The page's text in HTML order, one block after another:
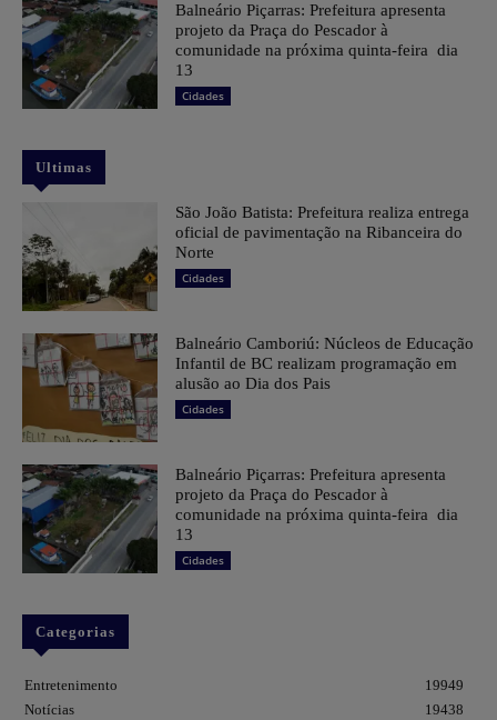
Balneário Piçarras: Prefeitura apresenta
projeto da Praça do Pescador à
comunidade na próxima quinta-feira dia
13
Cidades
Ultimas
São João Batista: Prefeitura realiza entrega
oficial de pavimentação na Ribanceira do
Norte
Cidades
Balneário Camboriú: Núcleos de Educação
Infantil de BC realizam programação em
alusão ao Dia dos Pais
Cidades
Balneário Piçarras: Prefeitura apresenta
projeto da Praça do Pescador à
comunidade na próxima quinta-feira dia
13
Cidades
Categorias
Entretenimento
19949
Notícias
19438